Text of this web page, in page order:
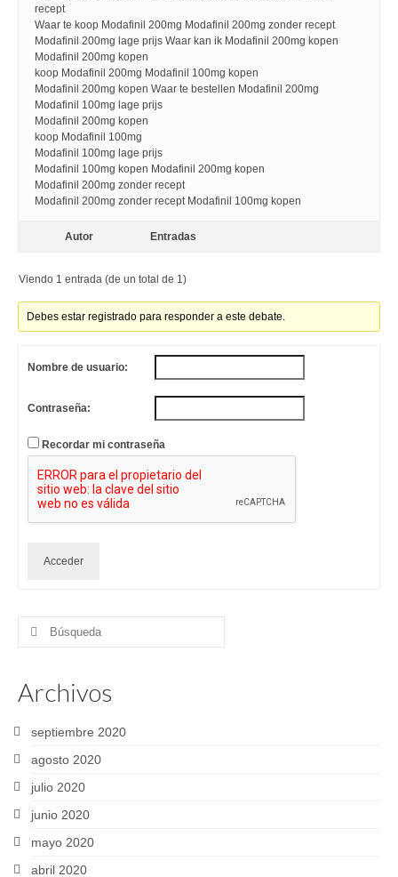
recept
Waar te koop Modafinil 200mg Modafinil 200mg zonder recept
Modafinil 200mg lage prijs Waar kan ik Modafinil 200mg kopen
Modafinil 200mg kopen
koop Modafinil 200mg Modafinil 100mg kopen
Modafinil 200mg kopen Waar te bestellen Modafinil 200mg
Modafinil 100mg lage prijs
Modafinil 200mg kopen
koop Modafinil 100mg
Modafinil 100mg lage prijs
Modafinil 100mg kopen Modafinil 200mg kopen
Modafinil 200mg zonder recept
Modafinil 200mg zonder recept Modafinil 100mg kopen
Autor Entradas
Viendo 1 entrada (de un total de 1)
Debes estar registrado para responder a este debate.
Nombre de usuario:
Contraseña:
Recordar mi contraseña
Acceder
Buscar
Archivos
septiembre 2020
agosto 2020
julio 2020
junio 2020
mayo 2020
abril 2020